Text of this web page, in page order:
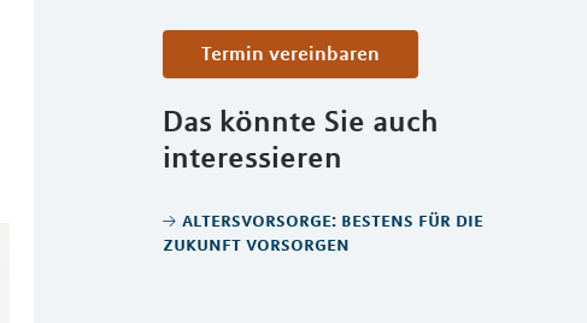
Termin vereinbaren
Das könnte Sie auch
interessieren
altersvorsorge: bestens für die
zukunft vorsorgen